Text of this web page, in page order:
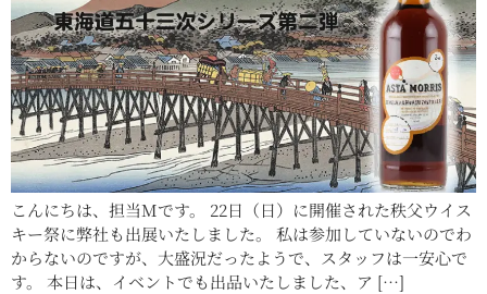
こんにちは、担当Mです。 22日（日）に開催された秩父ウイス
キー祭に弊社も出展いたしました。 私は参加していないのでわ
からないのですが、大盛況だったようで、スタッフは一安心で
す。 本日は、イベントでも出品いたしました、ア […]